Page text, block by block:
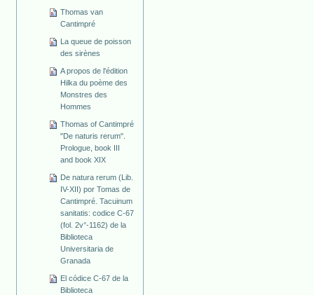
Thomas van
Cantimpré
La queue de poisson
des sirènes
A propos de l'édition
Hilka du poème des
Monstres des
Hommes
Thomas of Cantimpré
"De naturis rerum".
Prologue, book III
and book XIX
De natura rerum (Lib.
IV-XII) por Tomas de
Cantimpré. Tacuinum
sanitatis: codice C-67
(fol. 2v°-1162) de la
Biblioteca
Universitaria de
Granada
El códice C-67 de la
Biblioteca